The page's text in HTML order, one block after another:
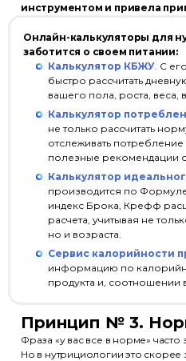
инструментом и привела
Онлайн-калькуляторы для
заботится о своем питании:
Калькулятор КБЖУ . С
быстро рассчитать
вашего пола, роста, веса,
Калькулятор
не только рассчитать
отслеживать
полезные рекомендации
Калькулятор
производится по
индекс Брока, Крефф
расчета, учитывая не
но и возраста.
Сервис калорийности
информацию по
продукта и, соотношении
Принцип № 3.
Фраза «у вас все в норме» часто
Но в нутрициологии это скорее